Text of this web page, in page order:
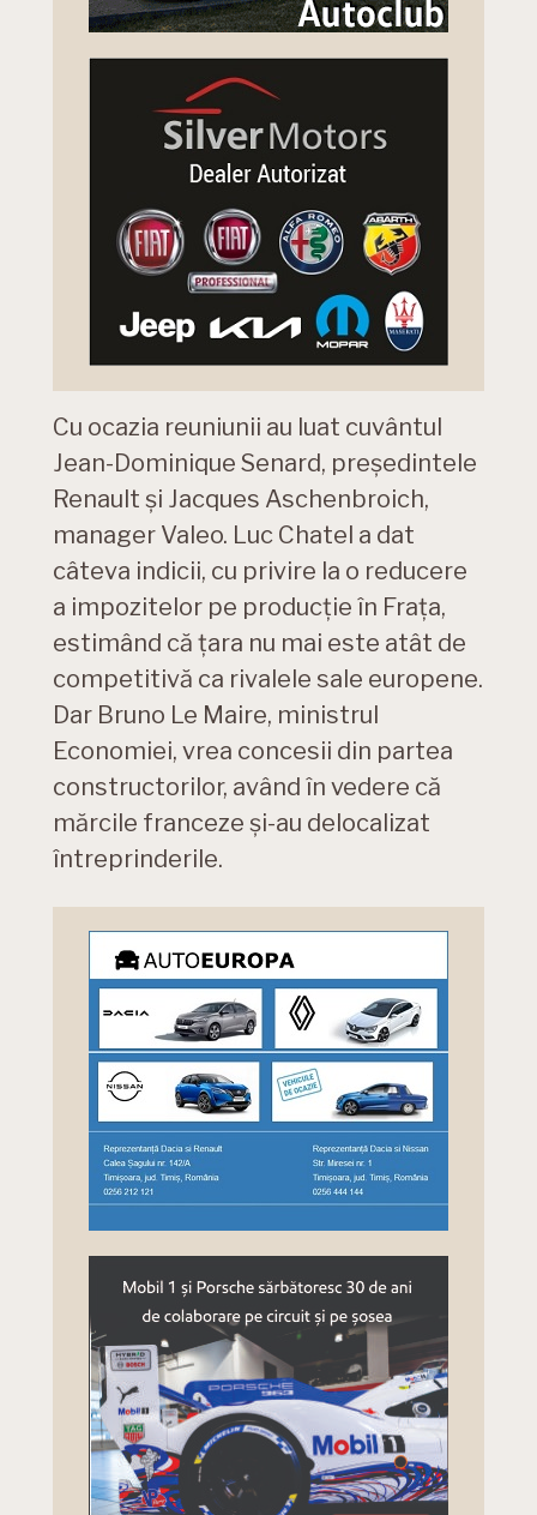
Cu ocazia reuniunii au luat cuvântul
Jean-Dominique Senard, președintele
Renault și Jacques Aschenbroich,
manager Valeo. Luc Chatel a dat
câteva indicii, cu privire la o reducere
a impozitelor pe producție în Frața,
estimând că țara nu mai este atât de
competitivă ca rivalele sale europene.
Dar Bruno Le Maire, ministrul
Economiei, vrea concesii din partea
constructorilor, având în vedere că
mărcile franceze și-au delocalizat
întreprinderile.